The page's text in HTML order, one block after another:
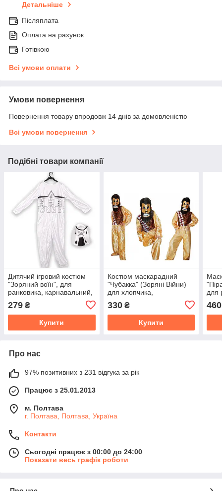
Детальніше
Післяплата
Оплата на рахунок
Готівкою
Всі умови оплати
Умови повернення
Повернення товару впродовж 14 днів за домовленістю
Всі умови повернення
Подібні товари компанії
Дитячий ігровий костюм
"Зоряний воїн", для
ранковика, карнавальний,
маскарадний, серія Зоряні
Війни
279 ₴
Купити
Костюм маскарадний
"Чубакка" (Зоряні Війни)
для хлопчика,
для ранковика
330₴
Купити
для
460
Про нас
97% позитивних з 231 відгука за рік
Працює з 25.01.2013
м. Полтава
г. Полтава, Полтава, Україна
Контакти
Сьогодні працює з 00:00 до 24:00
Показати весь графік роботи